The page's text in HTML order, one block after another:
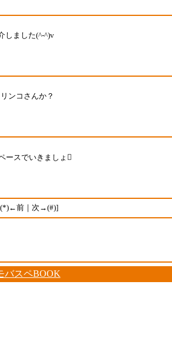
しました(^-^)v
ンコさんか？
ースでいきましょ
前｜次→(#)]
バスペBOOK